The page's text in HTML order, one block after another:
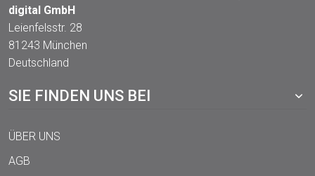
digital GmbH
Leienfelsstr. 28
81243 München
Deutschland
SIE FINDEN UNS BEI
ÜBER UNS
AGB